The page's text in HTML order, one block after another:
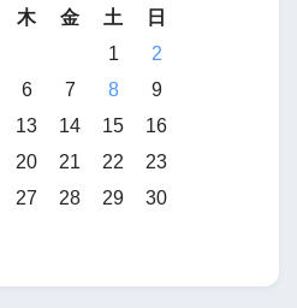
木 金 土
日
1
2
6 7 8
9
13 14 15
16
20 21 22
23
27 28 29
30